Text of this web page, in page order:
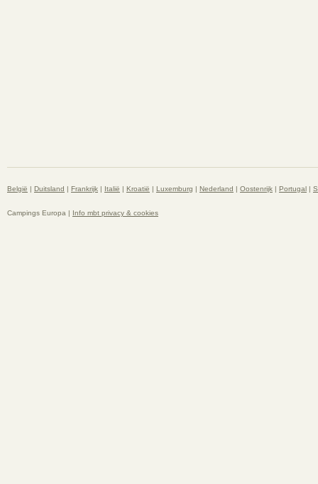
België | Duitsland | Frankrijk | Italië | Kroatië | Luxemburg | Nederland | Oostenrijk | Portugal |
Campings Europa | Info mbt privacy & cookies